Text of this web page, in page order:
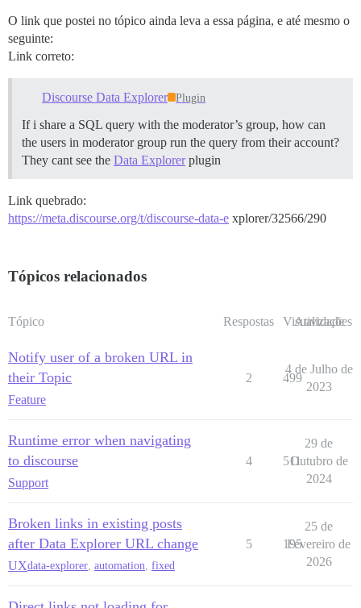
O link que postei no tópico ainda leva a essa página, e até mesmo o
seguinte:
Link correto:
Discourse Data Explorer Plugin
If i share a SQL query with the moderator’s group, how can
the users in moderator group run the query from their account?
They cant see the Data Explorerplugin
Link quebrado:
https://meta.discourse.org/t/discourse-data-e xplorer/32566/290
Tópicos relacionados
Tópico Respostas Visualizações
Atividade
Notify user of a broken URL in
their Topic
Feature
2 499
4 de Julho de
2023
Runtime error when navigating
to discourse
Support
4 511
29 de
Outubro de
2024
Broken links in existing posts
after Data Explorer URL change
UXdata-explorer, automation, fixed
5 195
25 de
Fevereiro de
2026